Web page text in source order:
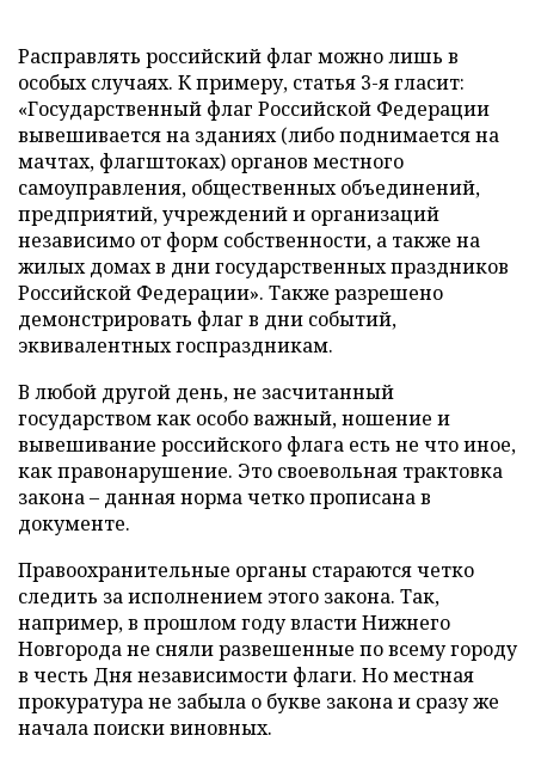
Расправлять российский флаг можно лишь в
особых случаях. К примеру, статья 3-я гласит:
«Государственный флаг Российской Федерации
вывешивается на зданиях (либо поднимается на
мачтах, флагштоках) органов местного
самоуправления, общественных объединений,
предприятий, учреждений и организаций
независимо от форм собственности, а также на
жилых домах в дни государственных праздников
Российской Федерации». Также разрешено
демонстрировать флаг в дни событий,
эквивалентных госпраздникам.
В любой другой день, не засчитанный
государством как особо важный, ношение и
вывешивание российского флага есть не что иное,
как правонарушение. Это своевольная трактовка
закона – данная норма четко прописана в
документе.
Правоохранительные органы стараются четко
следить за исполнением этого закона. Так,
например, в прошлом году власти Нижнего
Новгорода не сняли развешенные по всему городу
в честь Дня независимости флаги. Но местная
прокуратура не забыла о букве закона и сразу же
начала поиски виновных.